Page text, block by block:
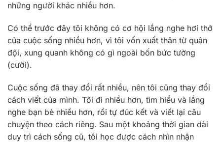
những người khác nhiều hơn.
Có thể trước đây tôi không có cơ hội lắng nghe hơi thở
của cuộc sống nhiều hơn, vì tôi vốn xuất thân từ quân
đội, xung quanh không có gì ngoài bốn bức tường
(cười).
Cuộc sống đã thay đổi rất nhiều, nên tôi cũng thay đổi
cách viết của mình. Tôi đi nhiều hơn, tìm hiểu và lắng
nghe bạn bè nhiều hơn, rồi tự đúc kết và viết lại câu
chuyện theo cách riêng. Sau một khoảng thời gian dài
duy trì cách sống cũ, tôi học được cách nhìn nhận